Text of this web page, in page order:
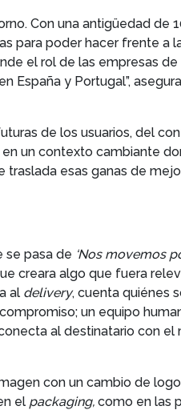
Con una antigüedad de
para poder hacer frente a
el rol de las empresas
España y Portugal”,
de los usuarios, del
en un contexto cambiante
traslada esas ganas de
se pasa de ‘Nos movemos
creara algo que fuera
al delivery, cuenta quiénes
un equipo
al destinatario con el
con un cambio de
el packaging, como en las